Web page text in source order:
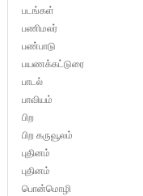
படங்கள்
பணிமலர்
பண்பாடு
பயணக்கட்டுரை
பாடல்
பாவியம்
பிற
பிற கருவூலம்
புதினம்
புதினம்
பொன்மொழி